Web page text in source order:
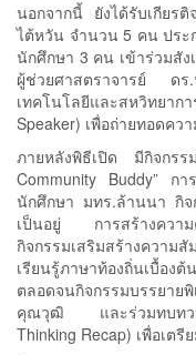
นอกจากนี้ ยังได้รับเกียร
ไต้หวัน จำนวน 5 คน ประ
นักศึกษา 3 คน เข้าร่วมสัง
ผู้ช่วยศาสตราจารย์ ด
เทคโนโลยีและสหวิทยาก
Speaker) เพื่อถ่ายทอดค
ภายหลังพิธีเปิด มีกิจกร
Community Buddy” ก
นักศึกษา มทร.ล้านนา กิจ
เป็นอยู่ การสร้างความ
กิจกรรมเสริมสร้างควา
เรียนรู้ภาษาท้องถิ่นเบื้องต้
ตลอดจนกิจกรรมบรรยา
คุณวุฒิ และร่วมทบทวน
Thinking Recap) เพื่อเต